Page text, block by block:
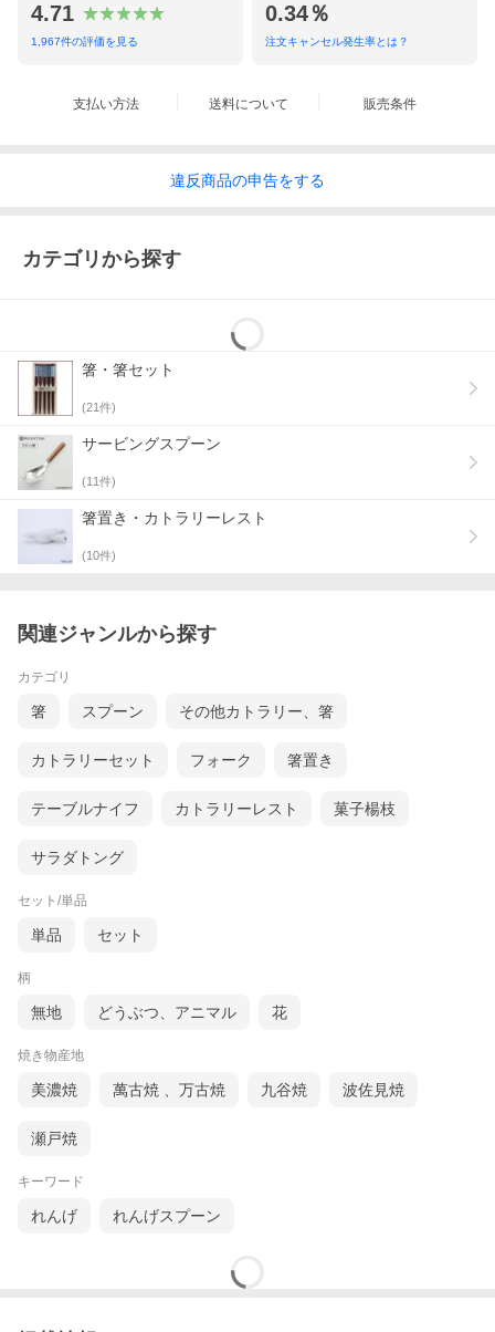
鍋料理の取り分けに便利な小さじ。鍋料理を取り分ける際にスー
日常茶飯器の土鍋と合わせて使うと食卓に統一感が出ます。
や雑炊などを食べる際に使ったり、料理の取り分けスプーンとし
4.71
1,967件の評価を見る
0.34％
注文キャンセル発生率とは？
支払い方法 送料について 販売条件
違反商品の申告をする
カテゴリから探す
箸・箸セット
(21件)
サービングスプーン
(11件)
箸置き・カトラリーレスト
(10件)
関連ジャンルから探す
カテゴリ
箸 スプーン その他カトラリー、箸
カトラリーセット フォーク 箸置き
テーブルナイフ カトラリーレスト 菓子楊枝
サラダトング
セット/単品
単品 セット
柄
無地 どうぶつ、アニマル 花
焼き物産地
美濃焼 萬古焼 、万古焼 九谷焼 波佐見焼
瀬戸焼
キーワード
れんげ れんげスプーン